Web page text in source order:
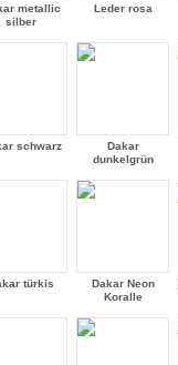
metallic
silber
Leder rosa
schwarz
Dakar
dunkelgrün
türkis
Dakar Neon
Koralle